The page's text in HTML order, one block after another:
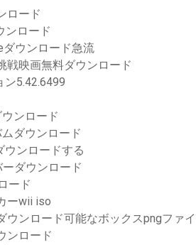
ロード
ンロード
ウンロード急流
戦映画無料ダウンロード
ン5.42.6499
ンロード
ダウンロード
ウンロードする
ダウンロード
ード
ーwii iso
ウンロード可能なボックスpngファ
ンロード